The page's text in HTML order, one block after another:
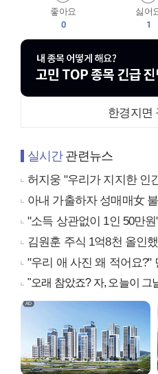
좋아요
0
싫어
1
한경지면
실시간관련뉴스
허지웅 "우리가 지지한 인간
아내 가출하자 성매매女
"소득 상관없이 1인 50만
김원훈 주식 1억8천 올인
"우리 애 사진 왜 적어요
"오래 참았죠? 자, 오늘이 그